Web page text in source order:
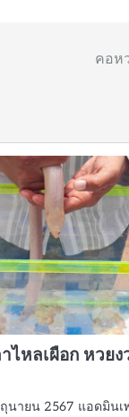
คอห
ไหลเผือก หวยง
นายน 2567 แอดมินเ